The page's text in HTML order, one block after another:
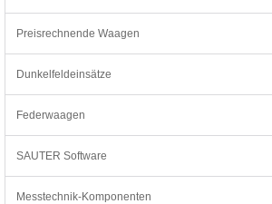
Preisrechnende Waagen
Dunkelfeldeinsätze
Federwaagen
SAUTER Software
Messtechnik-Komponenten